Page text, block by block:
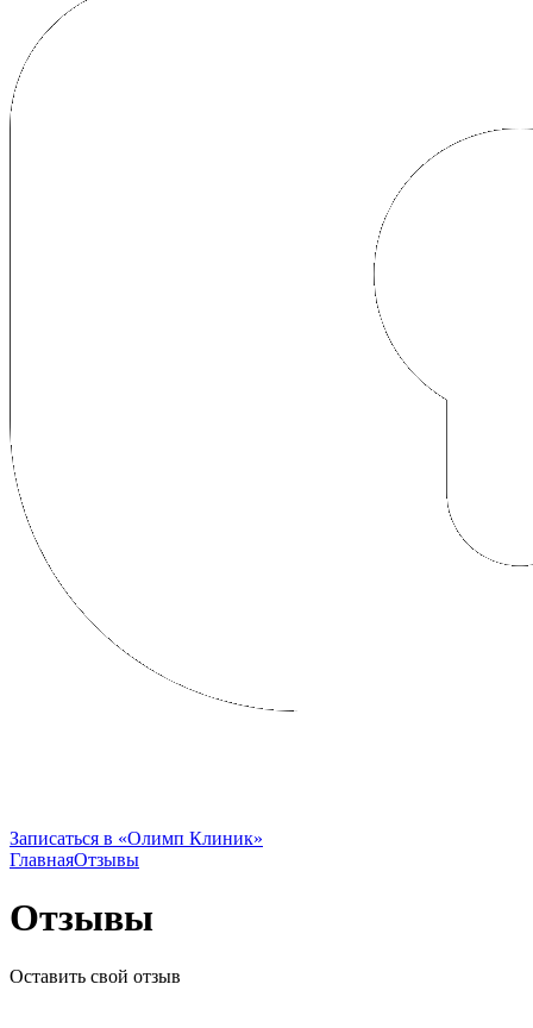
Записаться в «Олимп Клиник»
ГлавнаяОтзывы
Отзывы
Оставить свой отзыв